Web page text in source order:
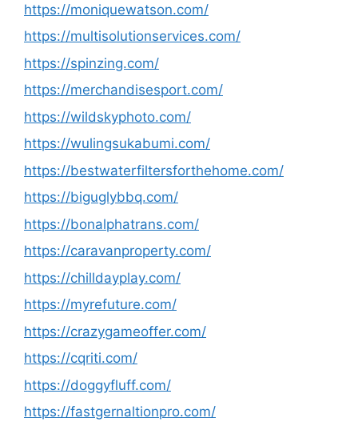
https://moniquewatson.com/
https://multisolutionservices.com/
https://spinzing.com/
https://merchandisesport.com/
https://wildskyphoto.com/
https://wulingsukabumi.com/
https://bestwaterfiltersforthehome.com/
https://biguglybbq.com/
https://bonalphatrans.com/
https://caravanproperty.com/
https://chilldayplay.com/
https://myrefuture.com/
https://crazygameoffer.com/
https://cqriti.com/
https://doggyfluff.com/
https://fastgernaltionpro.com/